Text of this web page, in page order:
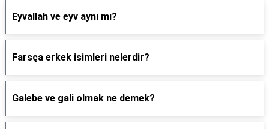
Eyvallah ve eyv aynı mı?
Farsça erkek isimleri nelerdir?
Galebe ve gali olmak ne demek?